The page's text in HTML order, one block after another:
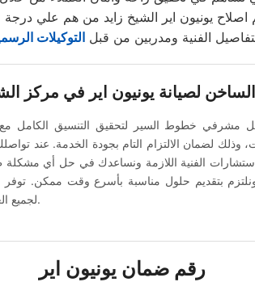
الفنية ومدربين من قبل التوكيلات
لصيانة يونيون اير في مركز
مشرفي خطوط السير لتحقيق التنسيق الكامل مع
وذلك لضمان الالتزام التام بجودة الخدمة. عند
الفنية اللازمة ونساعدك في حل أي مشكلة
بتقديم حلول مناسبة بأسرع وقت ممكن. توفر
لجميع العلامات التجارية تحت مظلة الدعم.
رقم ضمان يونيون اير